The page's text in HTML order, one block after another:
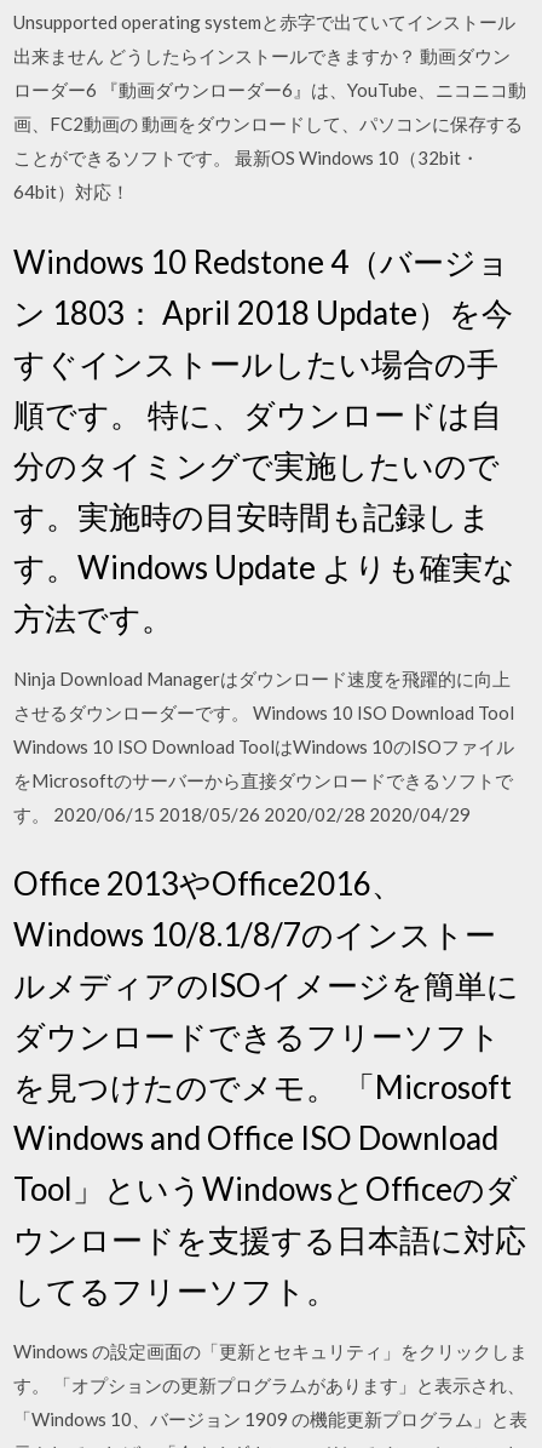
Unsupported operating systemと赤字で出ていてインストール
出来ません どうしたらインストールできますか？ 動画ダウン
ローダー6 『動画ダウンローダー6』は、YouTube、ニコニコ動
画、FC2動画の 動画をダウンロードして、パソコンに保存する
ことができるソフトです。 最新OS Windows 10（32bit・
64bit）対応！
Windows 10 Redstone 4（バージョ
ン 1803： April 2018 Update）を今
すぐインストールしたい場合の手
順です。 特に、ダウンロードは自
分のタイミングで実施したいので
す。実施時の目安時間も記録しま
す。Windows Update よりも確実な
方法です。
Ninja Download Managerはダウンロード速度を飛躍的に向上
させるダウンローダーです。 Windows 10 ISO Download Tool
Windows 10 ISO Download ToolはWindows 10のISOファイル
をMicrosoftのサーバーから直接ダウンロードできるソフトで
す。 2020/06/15 2018/05/26 2020/02/28 2020/04/29
Office 2013やOffice2016、
Windows 10/8.1/8/7のインストー
ルメディアのISOイメージを簡単に
ダウンロードできるフリーソフト
を見つけたのでメモ。 「Microsoft
Windows and Office ISO Download
Tool」というWindowsとOfficeのダ
ウンロードを支援する日本語に対応
してるフリーソフト。
Windows の設定画面の「更新とセキュリティ」をクリックしま
す。 「オプションの更新プログラムがあります」と表示され、
「Windows 10、バージョン 1909 の機能更新プログラム」と表